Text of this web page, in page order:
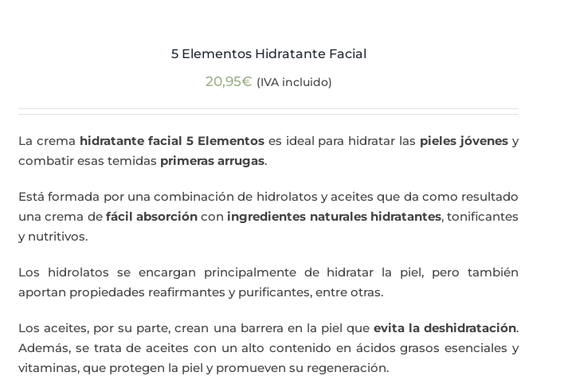
5 Elementos Hidratante Facial
20,95€ (IVA incluido)
La crema hidratante facial 5 Elementoses ideal para hidratar las pieles jóvenes y
combatir esas temidas primeras arrugas.
Está formada por una combinación de hidrolatos y aceites que da como resultado
una crema de fácil absorciónconingredientes naturales hidratantes, tonificantes
y nutritivos.
Los hidrolatos se encargan principalmente de hidratar la piel, pero también
aportan propiedades reafirmantes y purificantes, entre otras.
Los aceites, por su parte, crean una barrera en la piel que evita la deshidratación.
Además, se trata de aceites con un alto contenido en ácidos grasos esenciales y
vitaminas, que protegen la piel y promueven su regeneración.